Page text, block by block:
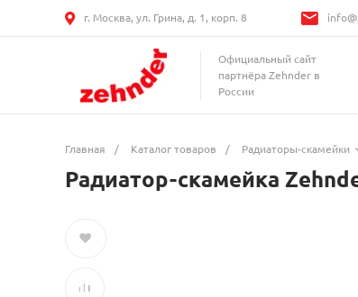
г. Москва, ул. Грина, д. 1, корп. 8
Официальный сайт
партнёра Zehnder в
России
Главная / Каталог товаров / Радиаторы-скамейки
Радиатор-скамейка